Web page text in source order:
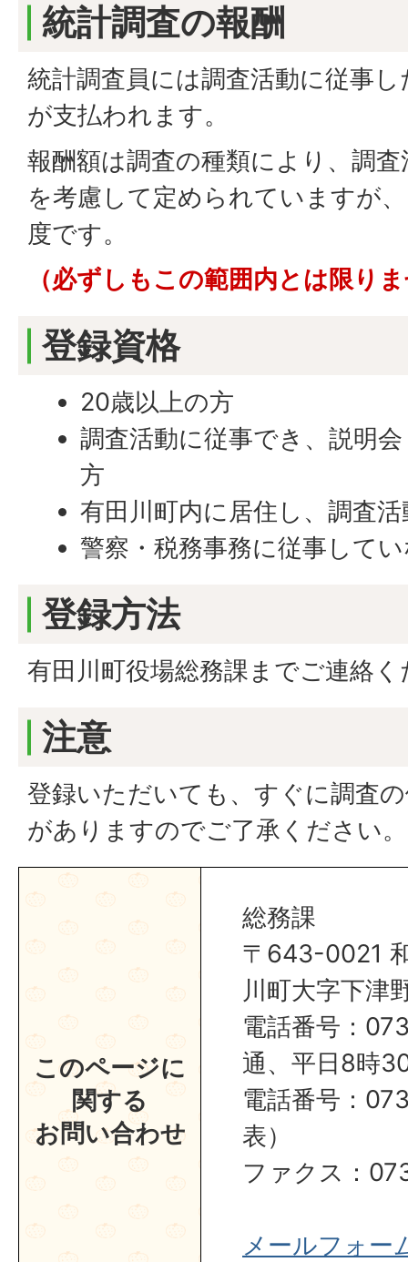
統計調査の報酬
統計調査員には調査活動に従事
が支払われます。
報酬額は調査の種類により、調
を考慮して定められていますが
度です。
（必ずしもこの範囲内とは限り
登録資格
20歳以上の方
調査活動に従事でき、説明
方
有田川町内に居住し、調査
警察・税務事務に従事して
登録方法
有田川町役場総務課までご連絡
注意
登録いただいても、すぐに調査
がありますのでご了承ください。
このページに
関する
お問い合わせ
総務課
〒643-0021
川町大字下津
電話番号：
通、平日8時
電話番号：
表）
ファクス：
メールフォー